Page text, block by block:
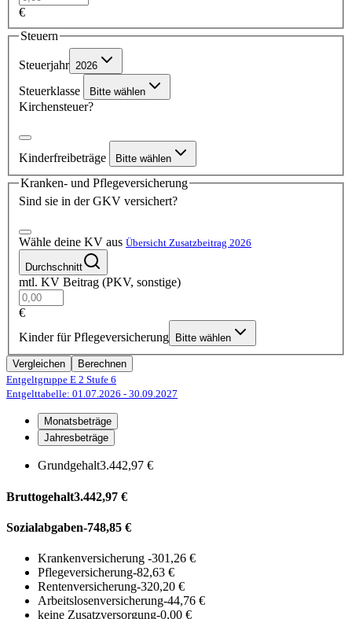
€
Steuern
Steuerjahr 2026
Steuerklasse Bitte wählen
Kirchensteuer?
Kinderfreibeträge Bitte wählen
Kranken- und Pflegeversicherung
Sind sie in der GKV versichert?
Wähle deine KV aus Übersicht Zusatzbeitrag 2026
Durchschnitt
mtl. KV Beitrag (PKV, sonstige)
€
Kinder für Pflegeversicherung
Bitte wählen
Vergleichen
Berechnen
Entgeltgruppe E 2 Stufe 6
Entgelttabelle: 01.07.2026 - 30.09.2027
Monatsbeträge
Jahresbeträge
Grundgehalt3.442,97 €
Bruttogehalt3.442,97 €
Sozialabgaben-748,85 €
Krankenversicherung -301,26 €
Pflegeversicherung-82,63 €
Rentenversicherung-320,20 €
Arbeitslosenversicherung-44,76 €
keine Zusatzversorgung-0,00 €